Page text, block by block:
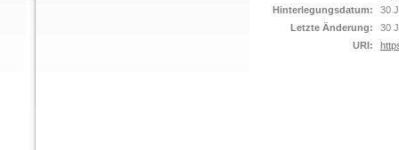
Hinterlegungsdatum:
30
Letzte Änderung:
30
URI: